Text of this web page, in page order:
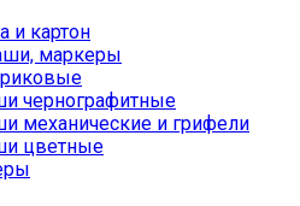
и картон
маркеры
чернографитные
механические и грифели
цветные